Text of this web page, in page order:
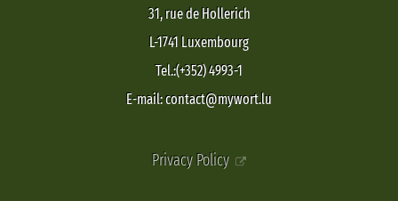
31, rue de Hollerich
L-1741 Luxembourg
Tel.:(+352) 4993-1
E-mail: contact@mywort.lu
Privacy Policy